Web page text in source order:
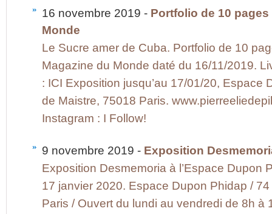
16 novembre 2019 - Portfolio de 10
Monde
Le Sucre amer de Cuba. Portfolio de 10
Magazine du Monde daté du 16/11/2019.
: ICI Exposition jusqu’au 17/01/20, Espace
de Maistre, 75018 Paris.
Instagram : I Follow!
9 novembre 2019 - Exposition
Exposition Desmemoria à l’Espace Dupon
17 janvier 2020. Espace Dupon Phidap /
Paris / Ouvert du lundi au vendredi de 8h à